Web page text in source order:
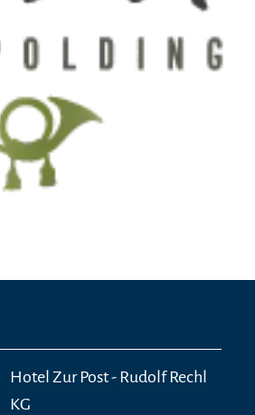
Hotel Zur Post - Rudolf Rechl
KG